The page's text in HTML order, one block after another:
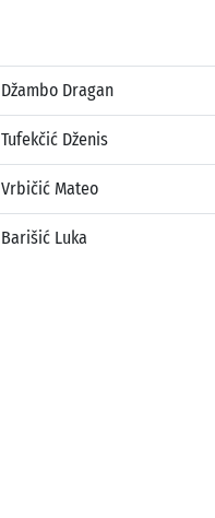
Džambo Dragan
Tufekčić Dženis
Vrbičić Mateo
Barišić Luka